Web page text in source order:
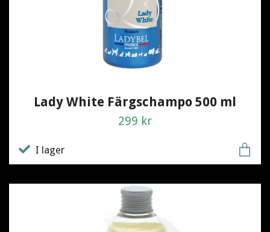
Lady White Färgschampo 500 ml
299 kr
I lager